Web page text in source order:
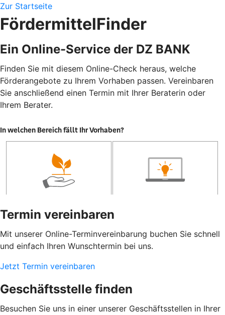
Zur Startseite
FördermittelFinder
Ein Online-Service der DZ BANK
Finden Sie mit diesem Online-Check heraus, welche
Förderangebote zu Ihrem Vorhaben passen. Vereinbaren
Sie anschließend einen Termin mit Ihrer Beraterin oder
Ihrem Berater.
Termin vereinbaren
Mit unserer Online-Terminvereinbarung buchen Sie schnell
und einfach Ihren Wunschtermin bei uns.
Jetzt Termin vereinbaren
Geschäftsstelle finden
Besuchen Sie uns in einer unserer Geschäftsstellen in Ihrer